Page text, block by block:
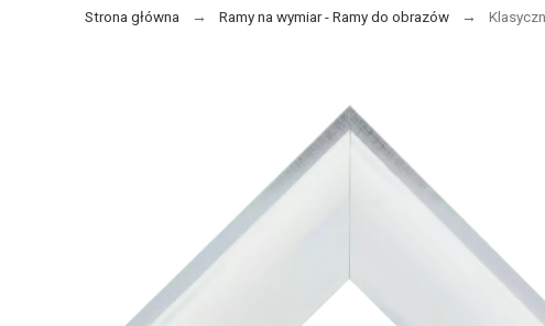
Strona główna Ramy na wymiar - Ramy do obrazów